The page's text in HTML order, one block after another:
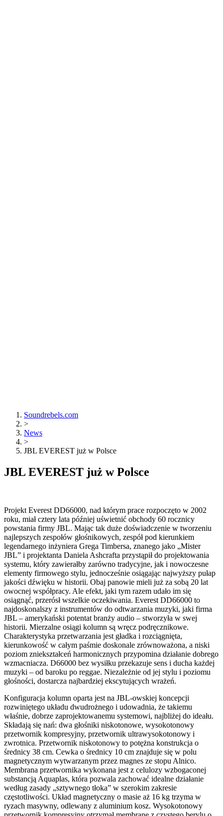
Soundrebels.com
>
News
>
JBL EVEREST już w Polsce
JBL EVEREST już w Polsce
Projekt Everest DD66000, nad którym prace rozpoczęto w 2002
roku, miał cztery lata później uświetnić obchody 60 rocznicy
powstania firmy JBL. Mając tak duże doświadczenie w tworzeniu
najlepszych zespołów głośnikowych, zespół pod kierunkiem
legendarnego inżyniera Grega Timbersa, znanego jako „Mister
JBL” i projektanta Daniela Ashcrafta przystąpił do projektowania
systemu, który zawierałby zarówno tradycyjne, jak i nowoczesne
elementy firmowego stylu, jednocześnie osiągając najwyższy pułap
jakości dźwięku w historii. Obaj panowie mieli już za sobą 20 lat
owocnej współpracy. Ale efekt, jaki tym razem udało im się
osiągnąć, przerósł wszelkie oczekiwania. Everest DD66000 to
najdoskonalszy z instrumentów do odtwarzania muzyki, jaki firma
JBL – amerykański potentat branży audio – stworzyła w swej
historii. Mierzalne osiągi kolumn są wręcz podręcznikowe.
Charakterystyka przetwarzania jest gładka i rozciągnięta,
kierunkowość w całym paśmie doskonale zrównoważona, a niski
poziom zniekształceń harmonicznych przypomina działanie dobrego
wzmacniacza. D66000 bez wysiłku przekazuje sens i ducha każdej
muzyki – od baroku po reggae. Niezależnie od jej stylu i poziomu
głośności, dostarcza najbardziej ekscytujących wrażeń.
Konfiguracja kolumn oparta jest na JBL-owskiej koncepcji
rozwiniętego układu dwudrożnego i udowadnia, że takiemu
właśnie, dobrze zaprojektowanemu systemowi, najbliżej do ideału.
Składają się nań: dwa głośniki niskotonowe, wysokotonowy
przetwornik kompresyjny, przetwornik ultrawysokotonowy i
zwrotnica. Przetwornik niskotonowy to potężna konstrukcja o
średnicy 38 cm. Cewka o średnicy 10 cm znajduje się w polu
magnetycznym wytwarzanym przez magnes ze stopu Alnico.
Membrana przetwornika wykonana jest z celulozy wzbogaconej
substancją Aquaplas, która pozwala zachować idealne działanie
według zasady „sztywnego tłoka” w szerokim zakresie
częstotliwości. Układ magnetyczny o masie aż 16 kg trzyma w
ryzach masywny, odlewany z aluminium kosz. Wysokotonowy